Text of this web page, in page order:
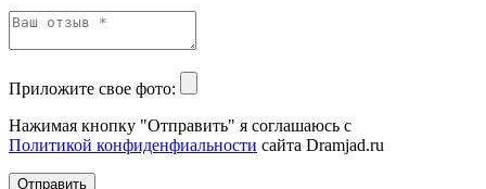
Приложите свое фото:
Нажимая кнопку "Отправить" я соглашаюсь с
Политикой конфиденфиальности сайта Dramjad.ru
Отправить